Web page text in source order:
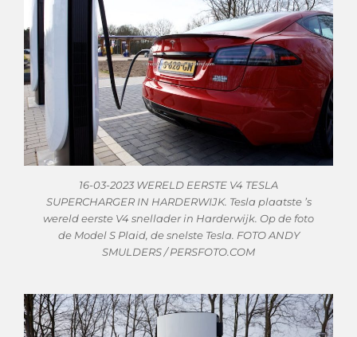
16-03-2023 WERELD EERSTE V4 TESLA
SUPERCHARGER IN HARDERWIJK. Tesla plaatste ’s
wereld eerste V4 snellader in Harderwijk. Op de foto
de Model S Plaid, de snelste Tesla. FOTO ANDY
SMULDERS / PERSFOTO.COM